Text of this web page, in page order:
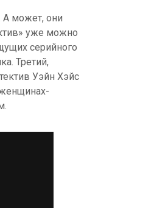
А может, они
уже можно
серийного
Третий,
Уэйн Хэйс